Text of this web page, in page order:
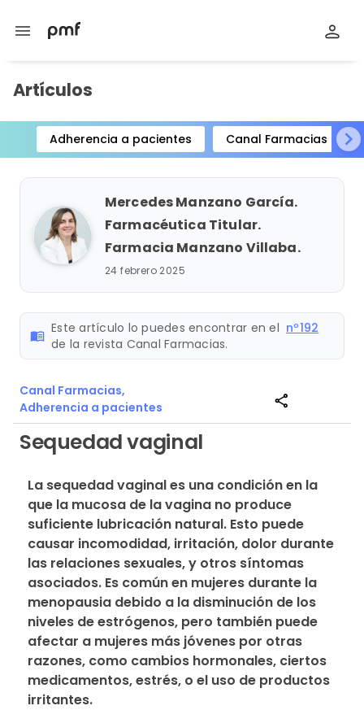
menu
Artículos
Adherencia a pacientes Canal Farmacias
Item
1
Mercedes Manzano García.
Farmacéutica Titular.
Farmacia Manzano Villaba.
24 febrero 2025
menu_book Este artículo lo puedes encontrar en el nº192
de la revista Canal Farmacias.
Canal Farmacias,
Adherencia a pacientes
share
Sequedad vaginal
La sequedad vaginal es una condición en la
que la mucosa de la vagina no produce
suficiente lubricación natural. Esto puede
causar incomodidad, irritación, dolor durante
las relaciones sexuales, y otros síntomas
asociados. Es común en mujeres durante la
menopausia debido a la disminución de los
niveles de estrógenos, pero también puede
afectar a mujeres más jóvenes por otras
razones, como cambios hormonales, ciertos
medicamentos, estrés, o el uso de productos
irritantes.